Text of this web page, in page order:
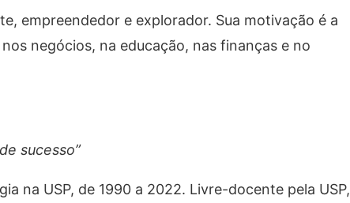
empreendedor e explorador. Sua motivação é a
negócios, na educação, nas finanças e no
sucesso”
na USP, de 1990 a 2022. Livre-docente pela USP,